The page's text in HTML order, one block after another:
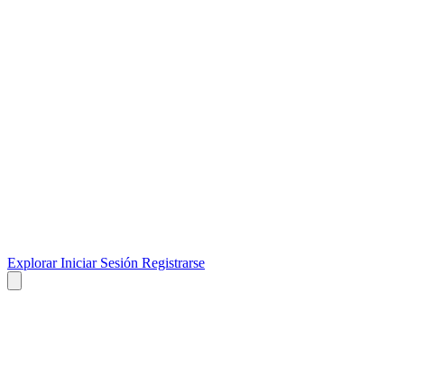
ExplorarIniciar Sesión Registrarse